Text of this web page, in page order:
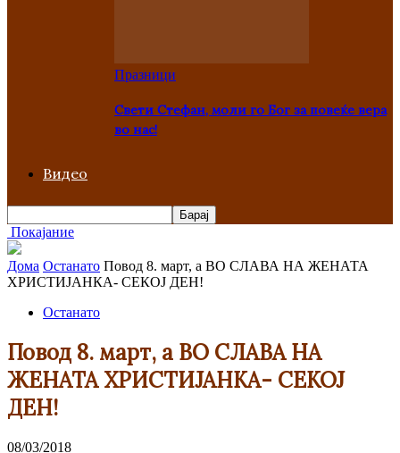
Празници
Свети Стефан, моли го Бог за повеќе вера
во нас!
Видео
Покајание
Дома Останато Повод 8. март, а ВО СЛАВА НА ЖЕНАТА
ХРИСТИЈАНКА- СЕКОЈ ДЕН!
Останато
Повод 8. март, а ВО СЛАВА НА
ЖЕНАТА ХРИСТИЈАНКА- СЕКОЈ
ДЕН!
08/03/2018